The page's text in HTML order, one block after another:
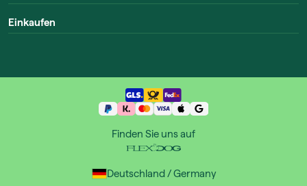
Einkaufen
Finden Sie uns auf
Deutschland / Germany